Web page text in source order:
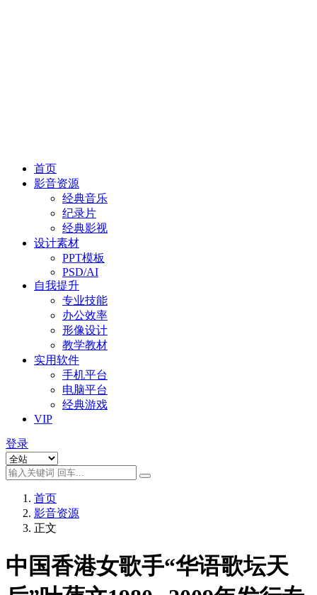
首页
影音资源
经典音乐
纪录片
经典影视
设计素材
PPT模板
PSD/AI
自我提升
专业技能
办公效率
形像设计
教学教材
实用软件
手机平台
电脑平台
经典游戏
VIP
登录
首页
影音资源
正文
中国香港女歌手“华语歌坛天